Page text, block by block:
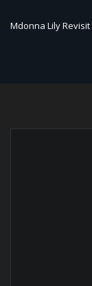
Mdonna Lily Revisit